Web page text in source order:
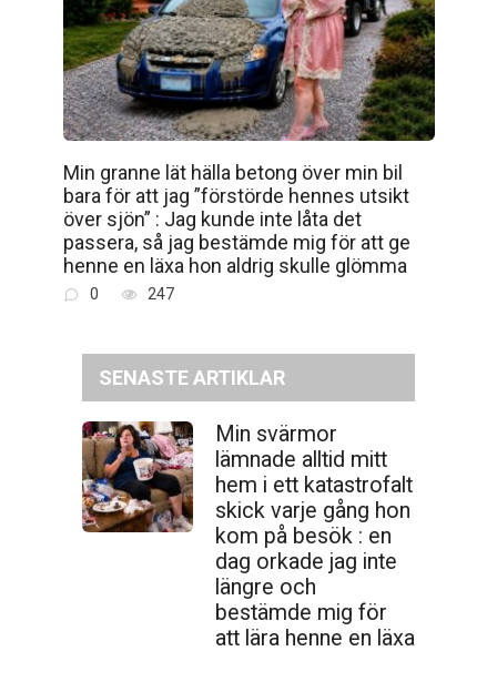
Min granne lät hälla betong över min bil
bara för att jag ”förstörde hennes utsikt
över sjön” : Jag kunde inte låta det
passera, så jag bestämde mig för att ge
henne en läxa hon aldrig skulle glömma
0 247
SENASTE ARTIKLAR
Min svärmor
lämnade alltid mitt
hem i ett katastrofalt
skick varje gång hon
kom på besök : en
dag orkade jag inte
längre och
bestämde mig för
att lära henne en läxa